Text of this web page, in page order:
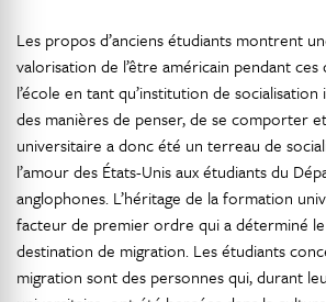
Les propos d’anciens étudiants montrent
valorisation de l’être américain pendant ces
l’école en tant qu’institution de socialisation
des manières de penser, de se comporter
universitaire a donc été un terreau de
l’amour des États-Unis aux étudiants du
anglophones. L’héritage de la formation
facteur de premier ordre qui a déterminé
destination de migration. Les étudiants
migration sont des personnes qui, durant